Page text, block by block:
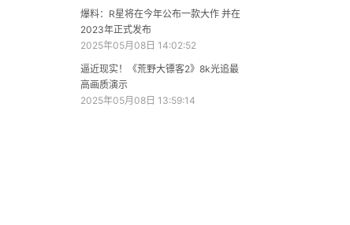
爆料：R星将在今年公布一款大作 并在
2023年正式发布
2025年05月08日 14:02:52
逼近现实！《荒野大镖客2》8k光追最
高画质演示
2025年05月08日 13:59:14